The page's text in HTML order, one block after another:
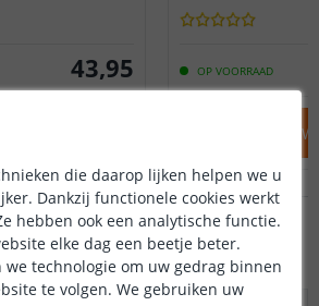
43,95 OP VOORRAAD
IN
die daarop lijken helpen we u
Dankzij functionele cookies werkt
hebben ook een analytische functie.
elke dag een beetje beter.
we technologie om uw gedrag binnen
te volgen. We gebruiken uw